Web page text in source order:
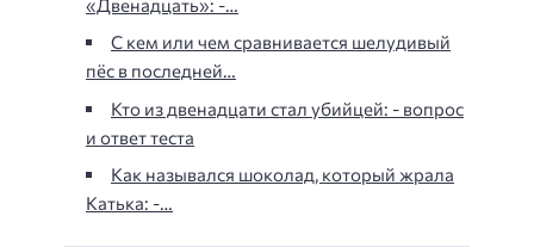
«Двенадцать»: -…
С кем или чем сравнивается шелудивый
пёс в последней…
Кто из двенадцати стал убийцей: - вопрос
и ответ теста
Как назывался шоколад, который жрала
Катька: -…